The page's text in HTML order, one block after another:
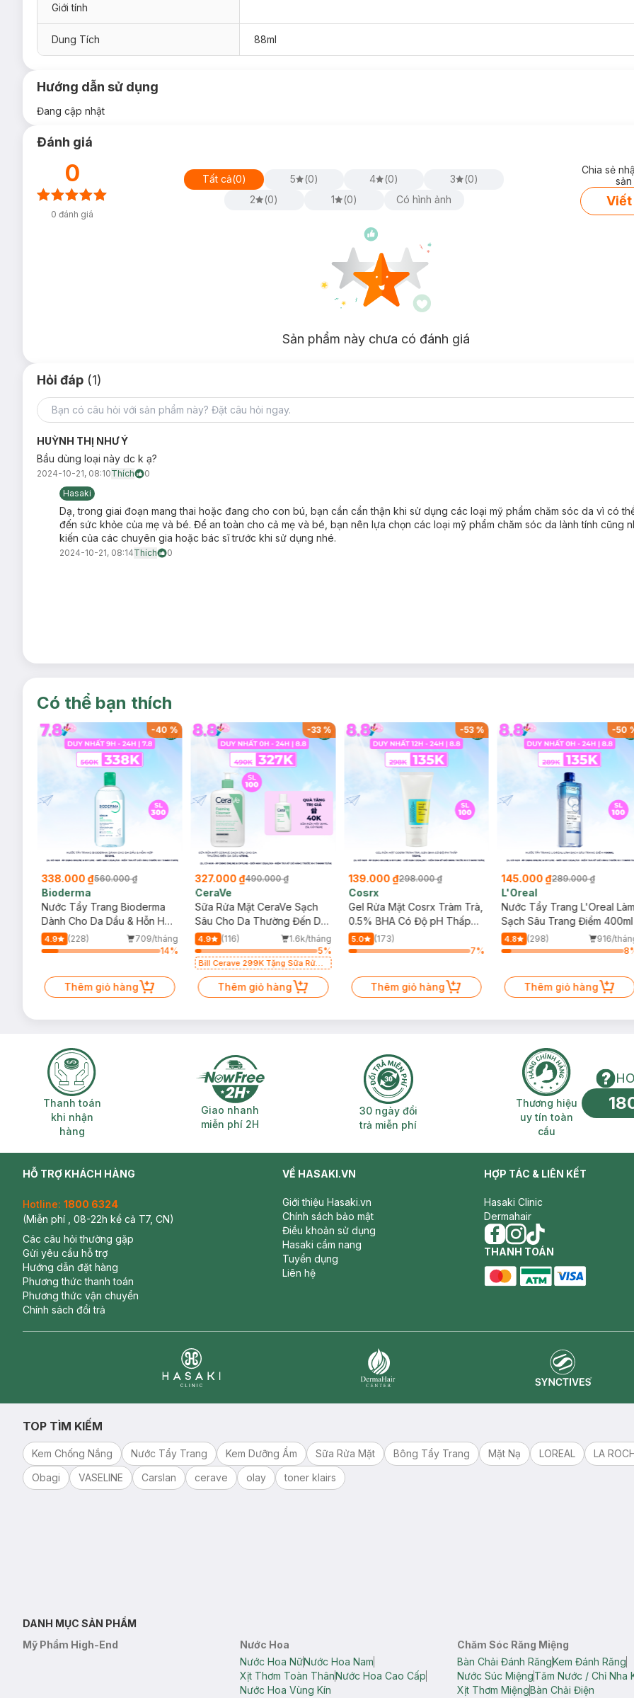
Giới tính
Dung Tích 88ml
Hướng dẫn sử dụng
Đang cập nhật
Đánh giá
0
0 đánh giá
Tất cả(0) 5 (0) 4 (0) 3 (0)
2
(0) 1 (0) Có hình ảnh
Chia sẻ
Viết
Sản phẩm này chưa có đánh giá
Hỏi đáp (1)
HUỲNH THỊ NHƯ Ý
Bầu dùng loại này dc k ạ?
2024-10-21, 08:10Thích
0
Hasaki
Dạ, trong giai đoạn mang thai hoặc đang cho con bú, bạn cần cẩn thận khi sử dụng các loại mỹ phẩm chăm sóc da vì có
đến sức khỏe của mẹ và bé. Để an toàn cho cả mẹ và bé, bạn nên lựa chọn các loại mỹ phẩm chăm sóc da lành tính cũng
kiến của các chuyên gia hoặc bác sĩ trước khi sử dụng nhé.
2024-10-21, 08:14Thích 0
Có thể bạn thích
-40 %
338.000 ₫560.000 ₫
Bioderma
Nước Tẩy Trang Bioderma
Dành Cho Da Dầu & Hỗn Hợp
500ml
4.9 (228)
709/tháng
14%
Thêm giỏ hàng
-33%
327.000 ₫490.000 ₫
CeraVe
Sữa Rửa Mặt CeraVe Sạch
Sâu Cho Da Thường Đến Da
Dầu 473ml
4.9 (116)
1.6k/tháng
5%
Bill Cerave 299K Tặng Sữa Rửa
Thêm giỏ hàng
-53%
139.000 ₫298.000 ₫
Cosrx
Gel Rửa Mặt Cosrx Tràm Trà,
0.5% BHA Có Độ pH Thấp
150ml
5.0
(173)
7%
Thêm giỏ hàng
-50
145.000 ₫289.000 ₫
L'Oreal
Nước Tẩy Trang L'Oreal Làm
Sạch Sâu Trang Điểm 400ml
4.8 (298)
916/
8
Thêm giỏ hàng
Thanh toán khi nhận hàng
Thanh toán
khi nhận
hàng
Giao nhanh miễn phí 2H
Giao nhanh
miễn phí 2H
30 ngày đổi trả miễn phí
30 ngày đổi
trả miễn phí
Thương hiệu uy
Thương hiệu
uy tín toàn
cầu
HỖ TRỢ KHÁCH HÀNG
Hotline: 1800 6324
(Miễn phí , 08-22h kể cả T7, CN)
Các câu hỏi thường gặp
Gửi yêu cầu hỗ trợ
Hướng dẫn đặt hàng
Phương thức thanh toán
Phương thức vận chuyển
Chính sách đổi trả
VỀ HASAKI.VN
Giới thiệu Hasaki.vn
Chính sách bảo mật
Điều khoản sử dụng
Hasaki cẩm nang
Tuyển dụng
Liên hệ
HỢP TÁC & LIÊN KẾT
Hasaki Clinic
Dermahair
facebook
instagram
tiktok
THANH TOÁN
TOP TÌM KIẾM
Kem Chống Nắng Nước Tẩy Trang Kem Dưỡng Ẩm Sữa Rửa Mặt Bông Tẩy Trang Mặt Nạ LOREAL LA
Obagi
VASELINE Carslan cerave olay toner klairs
DANH MỤC SẢN PHẨM
Mỹ Phẩm High-End
Nước Hoa
Nước Hoa NữNước Hoa Nam
Xịt Thơm Toàn ThânNước Hoa Cao Cấp
Nước Hoa Vùng Kín
Chăm Sóc Răng Miệng
Bàn Chải Đánh RăngKem Đánh Răng
Nước Súc MiệngTăm Nước / Chỉ Nha
Xịt Thơm MiệngBàn Chải Điện